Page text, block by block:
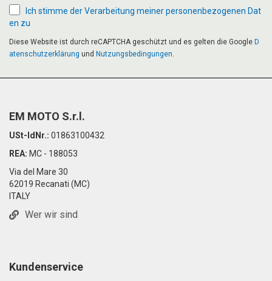
Ich stimme der Verarbeitung meiner personenbezogenen Dat
en zu
Diese Website ist durch reCAPTCHA geschützt und es gelten die Google D
atenschutzerklärung und Nutzungsbedingungen.
EM MOTO S.r.l.
USt-IdNr.: 01863100432
REA: MC - 188053
Via del Mare 30
62019 Recanati (MC)
ITALY
Wer wir sind
Kundenservice